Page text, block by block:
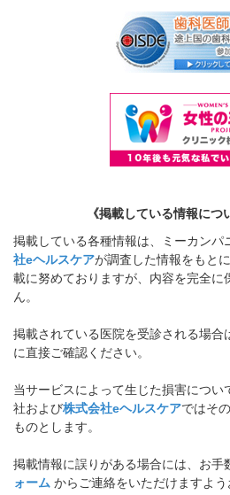
《掲載している情報につ
掲載している各種情報は、ミーカンパ
社eヘルスケアが調査した情報をもと
載に努めておりますが、内容を完全に
ん。
掲載されている医院を受診される場合
に直接ご確認ください。
当サービスによって生じた損害につい
社および株式会社eヘルスケアではそ
ものとします。
掲載情報に誤りがある場合には、お手
ォーム からご連絡をいただけますよう